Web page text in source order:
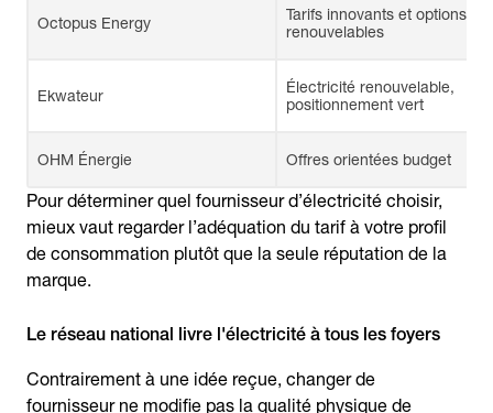
Octopus Energy
Tarifs innovants et options
renouvelables
Ekwateur
Électricité renouvelable,
positionnement vert
OHM Énergie Offres orientées budget
Pour déterminer quel fournisseur d’électricité choisir,
mieux vaut regarder l’adéquation du tarif à votre profil
de consommation plutôt que la seule réputation de la
marque.
Le réseau national livre l'électricité à tous les foyers
Contrairement à une idée reçue, changer de
fournisseur ne modifie pas la qualité physique de